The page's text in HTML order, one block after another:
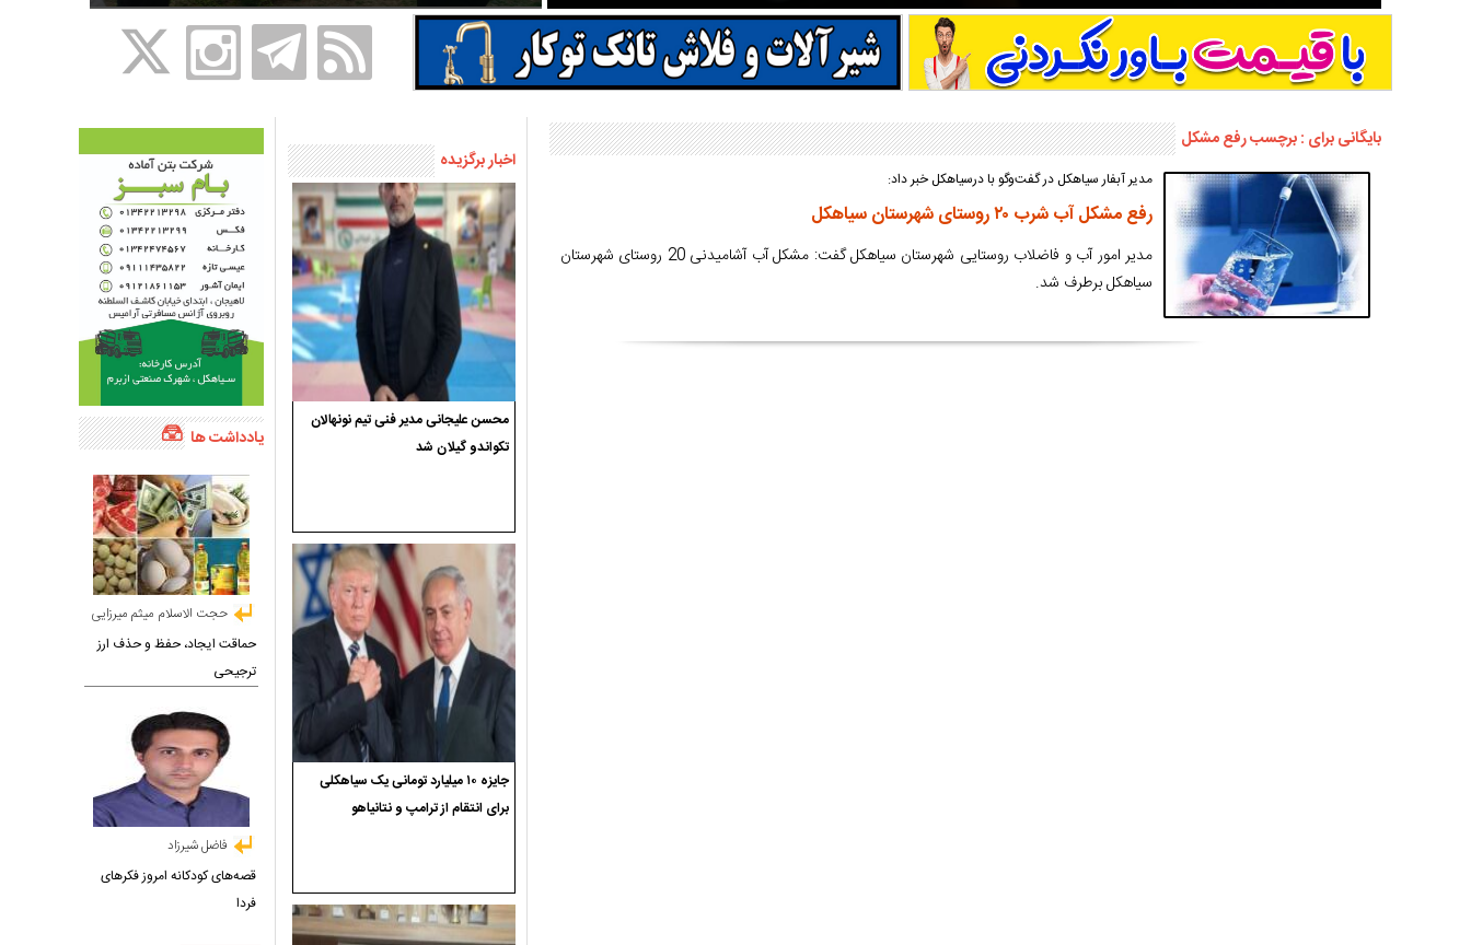
مرحوم ملک زاده از سال ۱۳۲۷ شروع به تدریس در مدارس سیاهکل کرد و در ۳۱ سال خدمت خود، علاوه بر تدریس در کلاس اول، معلم نهضت
سوادآموزی و عضو موسس مدرسه اورنگ سیاهکل نیز بود و در سال ۱۳۵۸ بازنشست شد.
بایگانی برای : برچسب رفع مشکل
مدیر آبفار سیاهکل در گفت‌وگو با درسیاهکل خبر داد:
رفع مشکل آب شرب ۲۰ روستای شهرستان سیاهکل
مدیر امور آب و فاضلاب روستایی شهرستان سیاهکل گفت: مشکل آب آشامیدنی 20 روستای شهرستان
سیاهکل برطرف شد.
اخبار برگزیده
محسن علیجانی مدیر فنی تیم نونهالان
تکواندو گیلان شد
جایزه ۱۰ میلیارد تومانی یک سیاهکلی
برای انتقام از ترامپ و نتانیاهو
یادداشت ها
حجت الاسلام میثم میرزایی
حماقت ایجاد، حفظ و حذف ارز
ترجیحی
فاضل شیرزاد
قصه‌های کودکانه امروز فکرهای
فردا